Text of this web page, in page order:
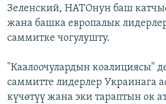
Зеленский, НАТОнун баш
жана башка европалык
саммитке чогулушту.
"Каалоочулардын коалициясы"
саммитте лидерлер Украинага
күчөтүү жана эки тараптын ок